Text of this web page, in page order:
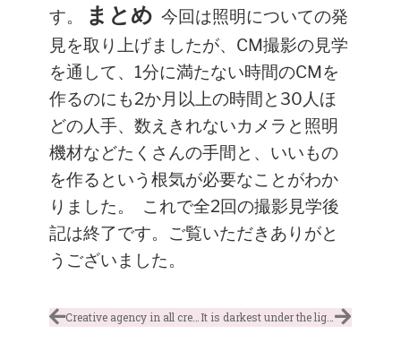
す。
まとめ 今回は照明についての発
見を取り上げましたが、CM撮影の見学
を通して、1分に満たない時間のCMを
作るのにも2か月以上の時間と30人ほ
どの人手、数えきれないカメラと照明
機材などたくさんの手間と、いいもの
を作るという根気が必要なことがわか
りました。
これで全2回の撮影見学後
記は終了です。ご覧いただきありがと
うございました。
It is darkest under the lighting (intern’s note)